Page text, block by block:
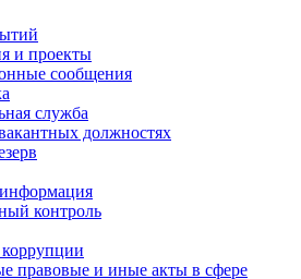
и проекты
сообщения
служба
должностях
контроль
правовые и иные акты в сфере